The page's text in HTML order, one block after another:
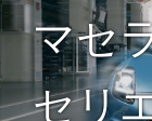
マセ
セリ